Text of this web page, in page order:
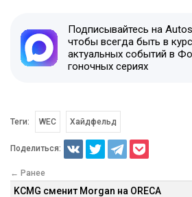
Подписывайтесь на
чтобы всегда быть в
актуальных событий в
гоночных сериях
Теги: WEC Хайдфельд
Поделиться:
← Ранее
KCMG сменит Morgan на ORECA